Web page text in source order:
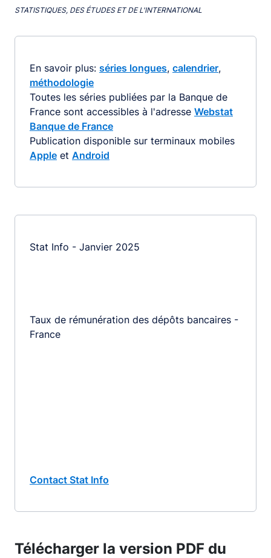
STATISTIQUES, DES ÉTUDES ET DE L'INTERNATIONAL
En savoir plus: séries longues, calendrier,
méthodologie
Toutes les séries publiées par la Banque de
France sont accessibles à l'adresse Webstat
Banque de France
Publication disponible sur terminaux mobiles
Apple et Android
Stat Info - Janvier 2025
Taux de rémunération des dépôts bancaires -
France
Contact Stat Info
Télécharger la version PDF du